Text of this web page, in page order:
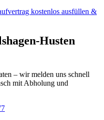
kostenlos ausfüllen &
Husten
– wir melden uns schnell
mit Abholung und